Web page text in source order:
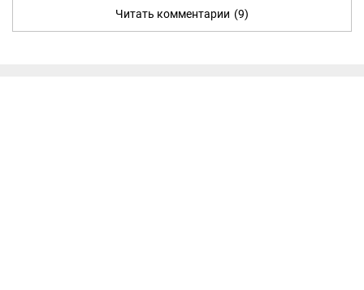
Читать комментарии (9)